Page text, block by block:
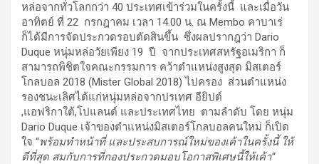
หล่อจากทั่วโลกกว่า 40 ประเทศเข้าร่วมในครั้งนี้ และเมื่อวัน
อาทิตย์ ที่ 22 กรกฎาคม เวลา 14.00 น. ณ Membo คาบาเร่
ก็ได้มีการจัดประกวดรอบตัดสินขึ้น ซึ่งผลปรากฎว่า Dario
Duque หนุ่มหล่อวัยเพียง 19 ปี จากประเทศสหรัฐอเมริกา ก็
สามารถพิชิตใจคณะกรรมการ คว้าตำแหน่งสูงสุด มิสเตอร์
โกลบอล 2018 (Mister Global 2018) ไปครอง ส่วนตำแหน่ง
รองชนะเลิศได้แก่หนุ่มหล่อจากปรเทศ อียิปต์
,แอฟริกาใต้,โปแลนด์ และประเทศไทย ตามลำดับ โดย หนุ่ม
Dario Duque เจ้าของตำแหน่งมิสเตอร์โกลบอลคนใหม่ ก็เปิด
ใจ “พร้อมทำหน้าที่ และประสบการณ์ใหม่ของเค้าในครั้งนี้ ให้
ดีที่สุด สมกับการที่กองประกวดมอบโอกาสพิเศษนี้ให้เค้า”